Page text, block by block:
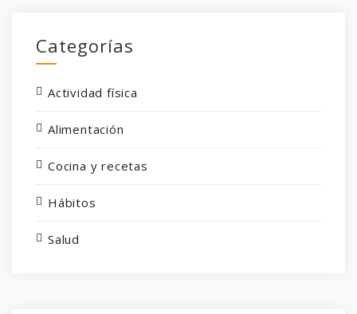
Categorías
Actividad física
Alimentación
Cocina y recetas
Hábitos
Salud